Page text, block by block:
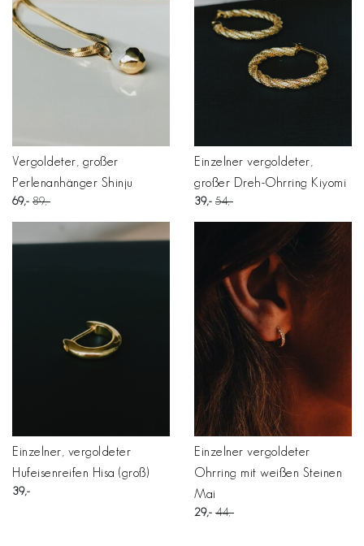
Vergoldeter, großer
Perlenanhänger Shinju
69 89
Einzelner vergoldeter,
großer Dreh-Ohrring Kiyomi
39 54
Einzelner, vergoldeter
Hufeisenreifen Hisa (groß)
39
Einzelner vergoldeter
Ohrring mit weißen Steinen
Mai
29 44